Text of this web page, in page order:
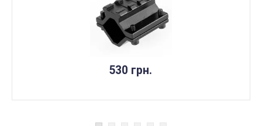
530 грн.